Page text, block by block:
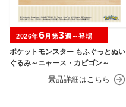
ポケットモンスター もふぐっとぬい
ぐるみ～ニャース・カビゴン～
2026年6月第3週～登場